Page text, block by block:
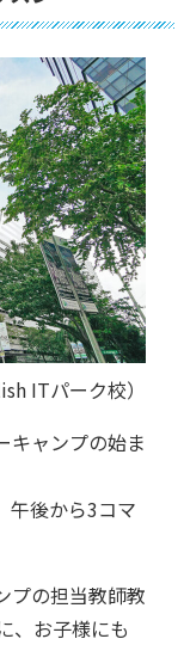
ITパーク校）
キャンプの始ま
午後から3コマ
プの担当教師教
、お子様にも